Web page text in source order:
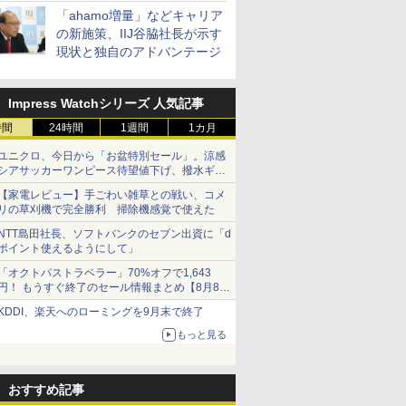
「ahamo増量」などキャリア
の新施策、IIJ谷脇社長が示す
現状と独自のアドバンテージ
Impress Watchシリーズ 人気記事
24時間 1週間 1カ月
ニクロ、今日から「お盆特別セール」。涼感
アサッカーワンピース待望値下げ、撥水ギア
ョーツは1990円に
家電レビュー】手ごわい雑草との戦い、コメ
の草刈機で完全勝利 掃除機感覚で使えた
島田社長、ソフトバンクのセブン出資に「d
イント使えるようにして」
オクトパストラベラー」70%オフで1,643
！ もうすぐ終了のセール情報まとめ【8月8日
新】
ンテンドーeショップでは「大神 絶景版」が
、楽天へのローミングを9月末で終了
もっと見る
おすすめ記事